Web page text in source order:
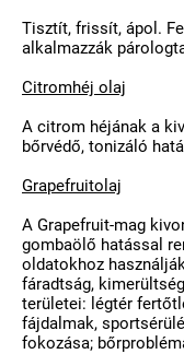
Tisztít, frissít, ápol.
alkalmazzák
Citromhéj olaj
A citrom héjának a
bőrvédő, tonizáló
Grapefruitolaj
A Grapefruit-mag
gombaölő hatással
oldatokhoz
fáradtság,
területei: légtér
fájdalmak,
fokozása;